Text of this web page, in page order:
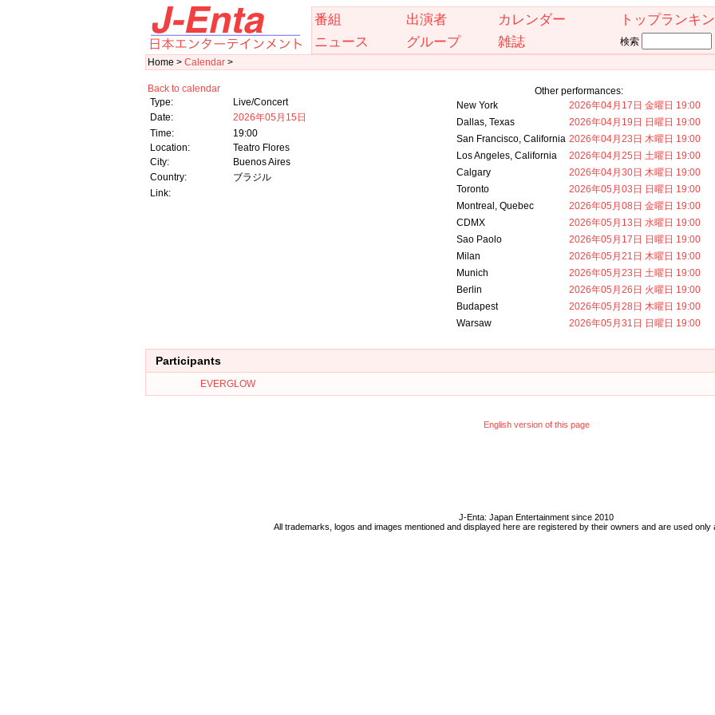
番組 出演者 カレンダー
トップランキ
ニュース
グループ 雑誌
検索
Home > Calendar >
Back to calendar
Type:
Live/Concert
Date:
2026年05月15日
Time:
19:00
Location:
Teatro Flores
City:
Buenos Aires
Country:
ブラジル
Link:
Other performances:
New York
2026年04月17日 金曜日 19:00
Dallas, Texas
2026年04月19日 日曜日 19:00
San Francisco, California 2026年04月23日 木曜日 19:00
Los Angeles, California
2026年04月25日 土曜日 19:00
Calgary
2026年04月30日 木曜日 19:00
Toronto
2026年05月03日 日曜日 19:00
Montreal, Quebec
2026年05月08日 金曜日 19:00
CDMX
2026年05月13日 水曜日 19:00
Sao Paolo
2026年05月17日 日曜日 19:00
Milan
2026年05月21日 木曜日 19:00
Munich
2026年05月23日 土曜日 19:00
Berlin
2026年05月26日 火曜日 19:00
Budapest
2026年05月28日 木曜日 19:00
Warsaw
2026年05月31日 日曜日 19:00
Participants
EVERGLOW
English version of this page
J-Enta: Japan Entertainment since 2010
All trademarks, logos and images mentioned and displayed here are registered by their owners and are used only